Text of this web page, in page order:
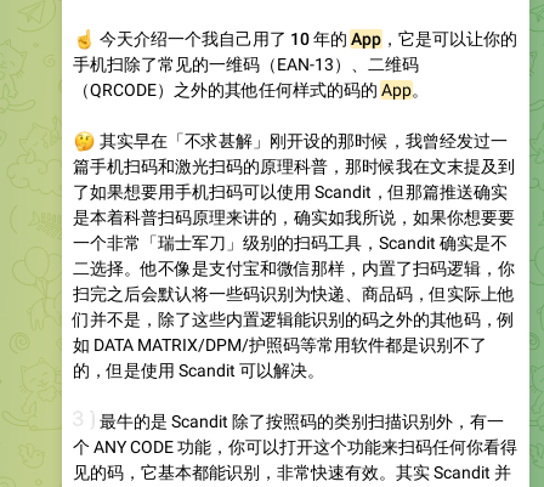
今天介绍一个我自己用了 10 年的 App，它是可以让你的
手机扫除了常见的一维码（EAN-13）、二维码
（QRCODE）之外的其他任何样式的码的 App。
其实早在「不求甚解」刚开设的那时候，我曾经发过一
篇手机扫码和激光扫码的原理科普，那时候我在文末提及到
了如果想要用手机扫码可以使用 Scandit，但那篇推送确实
是本着科普扫码原理来讲的，确实如我所说，如果你想要要
一个非常「瑞士军刀」级别的扫码工具，Scandit 确实是不
二选择。他不像是支付宝和微信那样，内置了扫码逻辑，你
扫完之后会默认将一些码识别为快递、商品码，但实际上他
们并不是，除了这些内置逻辑能识别的码之外的其他码，例
如 DATA MATRIX/DPM/护照码等常用软件都是识别不了
的，但是使用 Scandit 可以解决。
最牛的是 Scandit 除了按照码的类别扫描识别外，有一
个 ANY CODE 功能，你可以打开这个功能来扫码任何你看得
见的码，它基本都能识别，非常快速有效。其实 Scandit 并